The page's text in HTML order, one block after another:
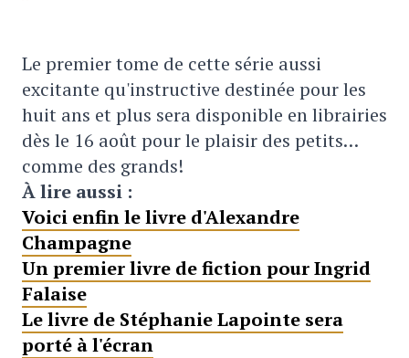
Le premier tome de cette série aussi
excitante qu'instructive destinée pour les
huit ans et plus sera disponible en librairies
dès le 16 août pour le plaisir des petits…
comme des grands!
À lire aussi :
Voici enfin le livre d'Alexandre
Champagne
Un premier livre de fiction pour Ingrid
Falaise
Le livre de Stéphanie Lapointe sera
porté à l'écran